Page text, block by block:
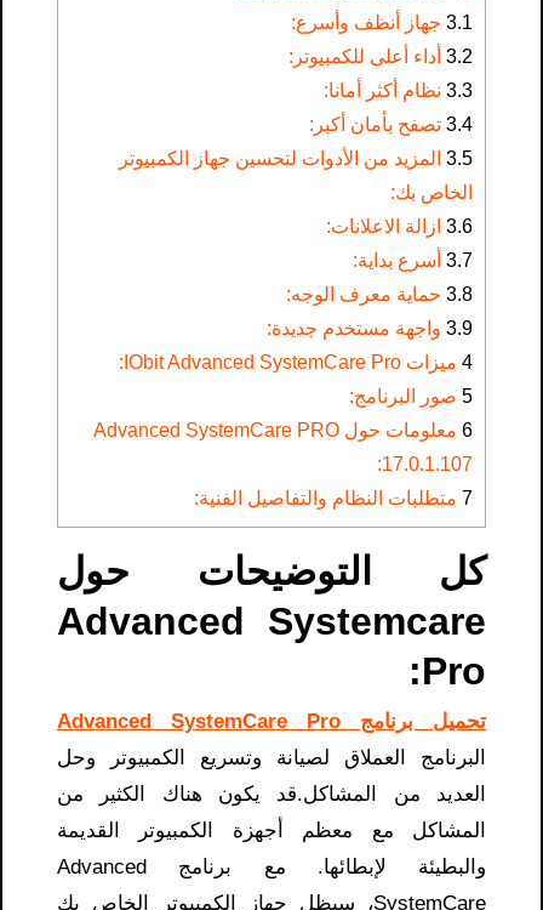
3.1 جهاز أنظف وأسرع:
3.2 أداء أعلى للكمبيوتر:
3.3 نظام أكثر أمانا:
3.4 تصفح بأمان أكبر:
3.5 المزيد من الأدوات لتحسين جهاز الكمبيوتر
الخاص بك:
3.6 ازالة الاعلانات:
3.7 أسرع بداية:
3.8 حماية معرف الوجه:
3.9 واجهة مستخدم جديدة:
4 ميزات IObit Advanced SystemCare Pro:
5 صور البرنامج:
6
معلومات حول Advanced SystemCare PRO
17.0.1.107:
7 متطلبات النظام والتفاصيل الفنية:
كل التوضيحات حول
Advanced Systemcare
Pro​:
تحميل برنامج Advanced SystemCare Pro
البرنامج العملاق لصيانة وتسريع الكمبيوتر وحل
العديد من المشاكل.قد يكون هناك الكثير من
المشاكل مع معظم أجهزة الكمبيوتر القديمة
والبطيئة لإبطائها. مع برنامج Advanced
SystemCare، سيظل جهاز الكمبيوتر الخاص بك